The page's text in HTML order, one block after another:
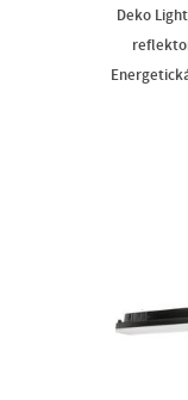
Deko